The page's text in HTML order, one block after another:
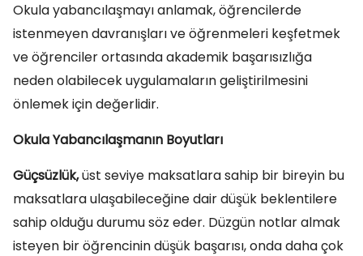
Okula yabancılaşmayı anlamak, öğrencilerde
istenmeyen davranışları ve öğrenmeleri keşfetmek
ve öğrenciler ortasında akademik başarısızlığa
neden olabilecek uygulamaların geliştirilmesini
önlemek için değerlidir.
Okula Yabancılaşmanın Boyutları
Güçsüzlük,üst seviye maksatlara sahip bir bireyin bu
maksatlara ulaşabileceğine dair düşük beklentilere
sahip olduğu durumu söz eder. Düzgün notlar almak
isteyen bir öğrencinin düşük başarısı, onda daha çok